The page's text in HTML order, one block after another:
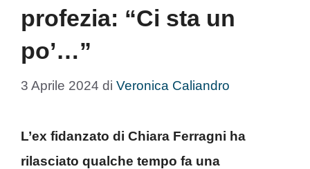
profezia: “Ci sta un
po’…”
3 Aprile 2024 di Veronica Caliandro
L’ex fidanzato di Chiara Ferragni ha
rilasciato qualche tempo fa una